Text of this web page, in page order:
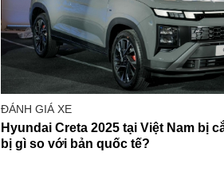
ĐÁNH GIÁ XE
Hyundai Creta 2025 tại Việt Nam bị
bị gì so với bản quốc tế?